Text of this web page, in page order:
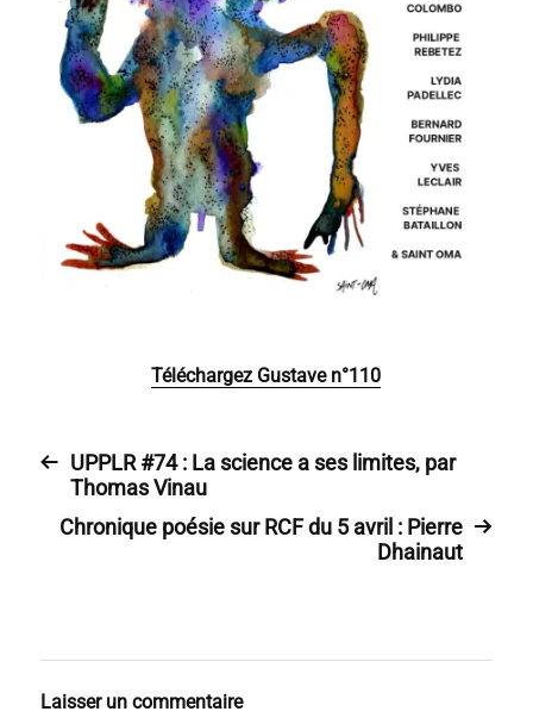
Téléchargez Gustave n°110
UPPLR #74 : La science a ses limites, par
Thomas Vinau
Chronique poésie sur RCF du 5 avril : Pierre
Dhainaut
Laisser un commentaire